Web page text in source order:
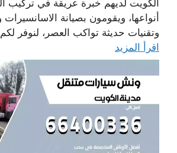
الكويت لديهم خبرة عريقة في تركيب
أنواعها، ويقومون بصيانة
وتقنيات حديثة تواكب العصر، لنوفر
اقرأ المزيد